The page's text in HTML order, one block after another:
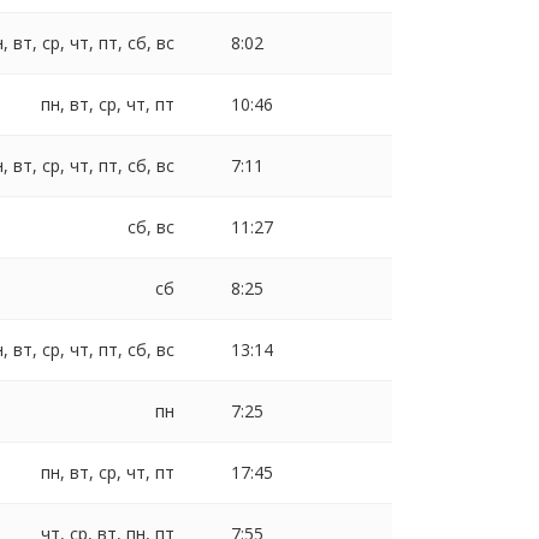
вт, ср, чт, пт, сб, вс 8:02
пн, вт, ср, чт, пт 10:46
вт, ср, чт, пт, сб, вс 7:11
сб, вс 11:27
сб 8:25
вт, ср, чт, пт, сб, вс 13:14
пн 7:25
пн, вт, ср, чт, пт 17:45
чт, ср, вт, пн, пт 7:55